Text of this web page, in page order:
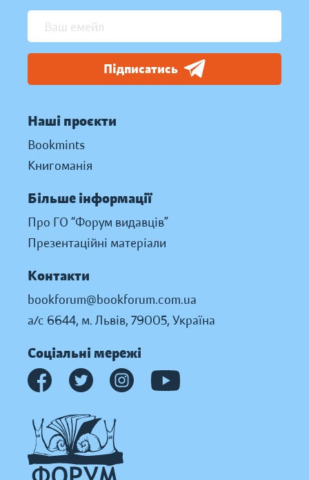
Підписатись
Наші проєкти
Bookmints
Книгоманія
Більше інформації
Про ГО “Форум видавців”
Презентаційні матеріали
Контакти
bookforum@bookforum.com.ua
а/с 6644, м. Львів, 79005, Україна
Соціальні мережі